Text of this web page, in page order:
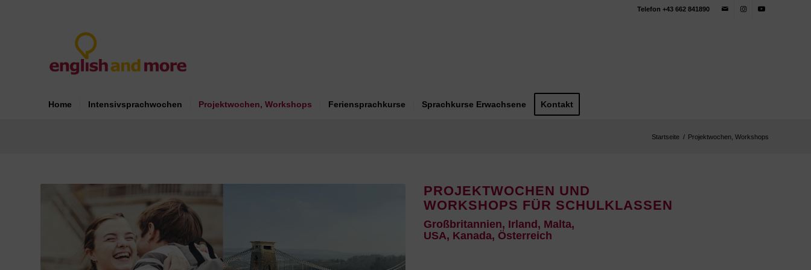
Telefon +43 662 841890
Home Intensivsprachwochen Projektwochen, Workshops Feriensprachkurse Sprachkurse Erwachsene Kontakt
Startseite / Projektwochen, Workshops
PROJEKTWOCHEN UND
WORKSHOPS FÜR SCHULKLASSEN
Großbritannien, Irland, Malta,
USA, Kanada, Österreich